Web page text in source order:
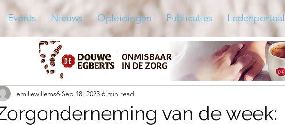
Events Nieuws Opleidingen Publicaties Ledenportaal
van de week:
emiliewillems6 Sep 18, 2023 6 min read